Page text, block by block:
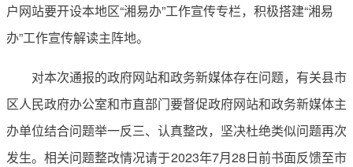
户网站要开设本地区“湘易办”工作宣传专栏，积极搭建“湘易
办”工作宣传解读主阵地。
对本次通报的政府网站和政务新媒体存在问题，有关县市
区人民政府办公室和市直部门要督促政府网站和政务新媒体主
办单位结合问题举一反三、认真整改，坚决杜绝类似问题再次
发生。相关问题整改情况请于2023年7月28日前书面反馈至市